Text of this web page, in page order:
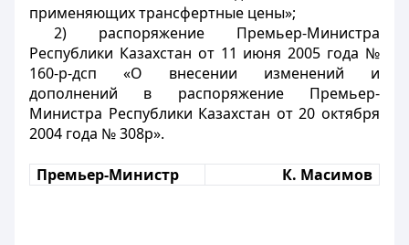
применяющих трансфертные цены»;
2) распоряжение Премьер-Министра
Республики Казахстан от 11 июня 2005 года №
160-р-дсп «О внесении изменений и
дополнений в распоряжение Премьер-
Министра Республики Казахстан от 20 октября
2004 года № 308р».
Премьер-Министр К. Масимов